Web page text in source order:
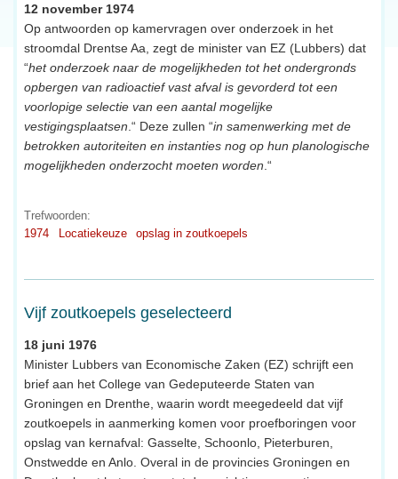
12 november 1974
Op antwoorden op kamervragen over onderzoek in het
stroomdal Drentse Aa, zegt de minister van EZ (Lubbers) dat
“het onderzoek naar de mogelijkheden tot het ondergronds
opbergen van radioactief vast afval is gevorderd tot een
voorlopige selectie van een aantal mogelijke
vestigingsplaatsen .“ Deze zullen “in samenwerking met de
betrokken autoriteiten en instanties nog op hun planologische
mogelijkheden onderzocht moeten worden .“
Trefwoorden:
1974
Locatiekeuze opslag in zoutkoepels
Vijf zoutkoepels geselecteerd
18 juni 1976
Minister Lubbers van Economische Zaken (EZ) schrijft een
brief aan het College van Gedeputeerde Staten van
Groningen en Drenthe, waarin wordt meegedeeld dat vijf
zoutkoepels in aanmerking komen voor proefboringen voor
opslag van kernafval: Gasselte, Schoonlo, Pieterburen,
Onstwedde en Anlo. Overal in de provincies Groningen en